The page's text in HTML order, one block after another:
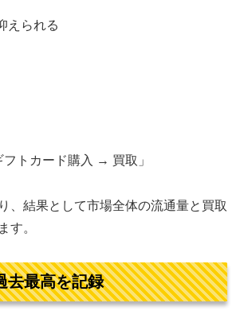
えられる
トカード購入 → 買取」
、結果として市場全体の流通量と買取
す。
去最高を記録